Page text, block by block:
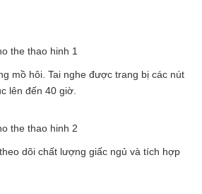
mồ hôi. Tai nghe được trang bị các nút
lên đến 40 giờ.
dõi chất lượng giấc ngủ và tích hợp